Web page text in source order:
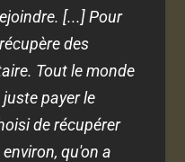
[...] Pour
des
Tout le monde
payer le
de récupérer
qu'on a